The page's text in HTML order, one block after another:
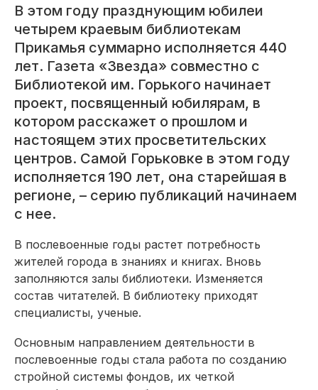
В этом году празднующим юбилеи
четырем краевым библиотекам
Прикамья суммарно исполняется 440
лет. Газета «Звезда» совместно с
Библиотекой им. Горького начинает
проект, посвященный юбилярам, в
котором расскажет о прошлом и
настоящем этих просветительских
центров. Самой Горьковке в этом году
исполняется 190 лет, она старейшая в
регионе, – серию публикаций начинаем
с нее.
В послевоенные годы растет потребность
жителей города в знаниях и книгах. Вновь
заполняются залы библиотеки. Изменяется
состав читателей. В библио­теку приходят
специалисты, ученые.
Основным направлением деятельности в
послевоенные годы стала работа по созданию
стройной системы фондов, их четкой